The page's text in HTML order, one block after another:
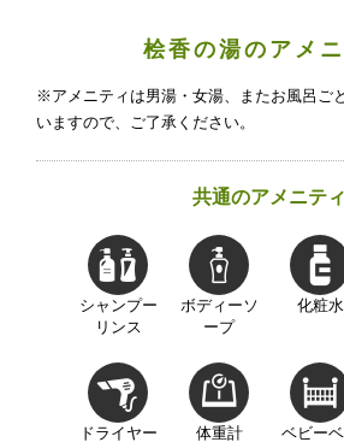
桧香の湯のアメ
※アメニティは男湯・女湯、またお風呂ご
いますので、ご了承ください。
共通のアメニティ
シャンプー
リンス
ボディーソ
ープ
化粧水
ドライヤー 体重計
ベビー